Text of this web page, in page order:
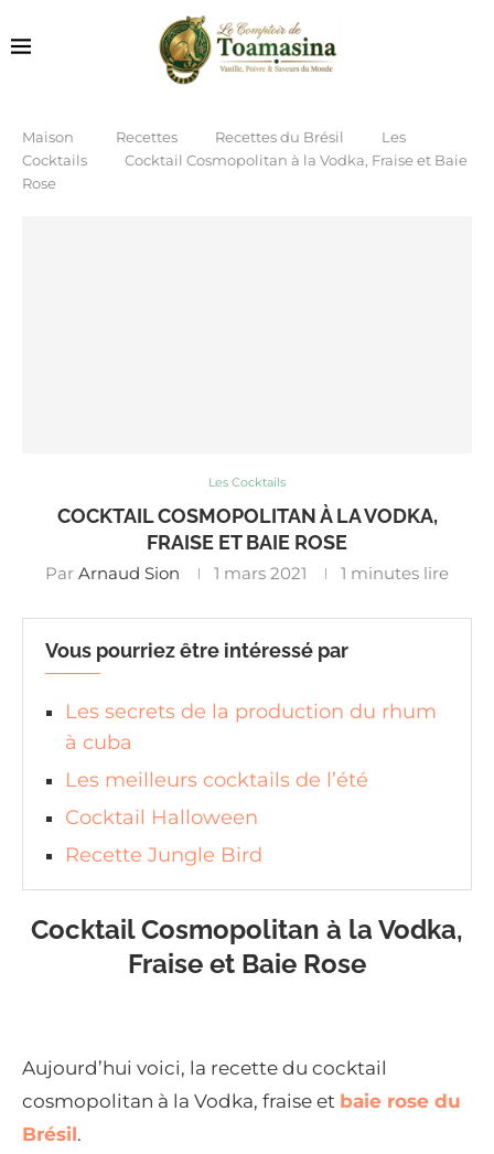
Maison Recettes Recettes du Brésil
Les
Cocktails
Cocktail Cosmopolitan à la Vodka, Fraise et Baie
Rose
Les Cocktails
COCKTAIL COSMOPOLITAN À LA VODKA,
FRAISE ET BAIE ROSE
Par Arnaud Sion 1 mars 2021 1 minutes lire
Vous pourriez être intéressé par
Les secrets de la production du rhum
à cuba
Les meilleurs cocktails de l’été
Cocktail Halloween
Recette Jungle Bird
Cocktail Cosmopolitan à la Vodka,
Fraise et Baie Rose
Aujourd’hui voici, la recette du cocktail
cosmopolitan à la Vodka, fraise et baie rose du
Brésil.